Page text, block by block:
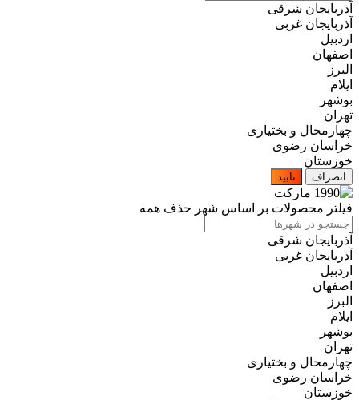
آذربایجان شرقی
آذربایجان غربی
اردبیل
اصفهان
البرز
ایلام
بوشهر
تهران
چهارمحال و بختیاری
خراسان رضوی
خوزستان
انصراف تایید
فیلتر محصولات بر اساس شهر حذف همه
آذربایجان شرقی
آذربایجان غربی
اردبیل
اصفهان
البرز
ایلام
بوشهر
تهران
چهارمحال و بختیاری
خراسان رضوی
خوزستان